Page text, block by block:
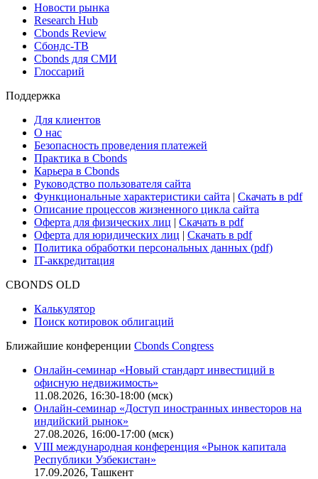
Новости рынка
Research Hub
Cbonds Review
Сбондс-ТВ
Cbonds для СМИ
Глоссарий
Поддержка
Для клиентов
О нас
Безопасность проведения платежей
Практика в Cbonds
Карьера в Cbonds
Руководство пользователя сайта
Функциональные характеристики сайта | Скачать в pdf
Описание процессов жизненного цикла сайта
Оферта для физических лиц | Скачать в pdf
Оферта для юридических лиц | Скачать в pdf
Политика обработки персональных данных (pdf)
IT-аккредитация
CBONDS OLD
Калькулятор
Поиск котировок облигаций
Ближайшие конференции Cbonds Congress
Онлайн-семинар «Новый стандарт инвестиций в
офисную недвижимость»
11.08.2026, 16:30-18:00 (мск)
Онлайн-семинар «Доступ иностранных инвесторов на
индийский рынок»
27.08.2026, 16:00-17:00 (мск)
VIII международная конференция «Рынок капитала
Республики Узбекистан»
17.09.2026, Ташкент